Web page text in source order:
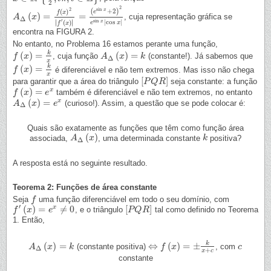
2
AΔ (x) = f(x)2
∣ f ′ (x)∣ = (esin x +2)2
esin x |cos x|
AΔ( x)=f x)2 |f′(x)|= esinx+2)2esin x|cos x|
, cuja representação gráfica se
encontra na FIGURA 2.
No entanto, no Problema 16 estamos perante uma função,
f (x) =
k
x
f( x)=k x , cuja função AΔ (x) = k
AΔ( x)=k (constante!). Já sabemos que
f (x) =
k
x
f( x)=k x
é diferenciável e não tem extremos. Mas isso não chega
para garantir que a área do triângulo [PQ R]
PQR] seja constante: a função
f (x) = ex
f(x)=e x também é diferenciável e não tem extremos, no entanto
AΔ (x) = ex
AΔ( x)=e x (curioso!). Assim, a questão que se pode colocar é:
Quais são exatamente as funções que têm como função área
associada, AΔ (x)
AΔ( x) , uma determinada constante k
k positiva?
A resposta está no seguinte resultado.
Teorema 2: Funções de área constante
Seja f
f uma função diferenciável em todo o seu domínio, com
f′ (x) = ex ≠ 0
f′(x )=ex ≠0 , e o triângulo [PQR]
PQR]
tal como definido no Teorema
1. Então,
AΔ (x) = k
AΔ( x)=k (constante positiva) ⇔ f (x) = ±
k
x+c
⇔f x) =±k x+c , comc
c
constante